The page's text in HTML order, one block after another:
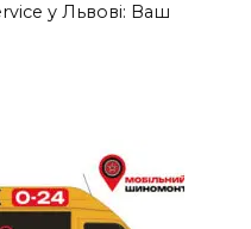
у Львові: Ваш